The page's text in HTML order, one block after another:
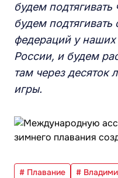
будем подтягивать
будем
федераций у
России, и будем
там через десяток
игры.
# Плавание #